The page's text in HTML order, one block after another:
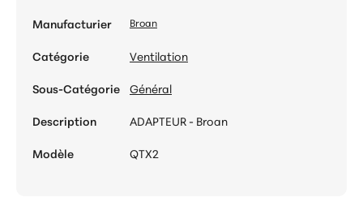
Manufacturier Broan
Catégorie
Ventilation
Sous-Catégorie Général
Description
ADAPTEUR - Broan
Modèle
QTX2